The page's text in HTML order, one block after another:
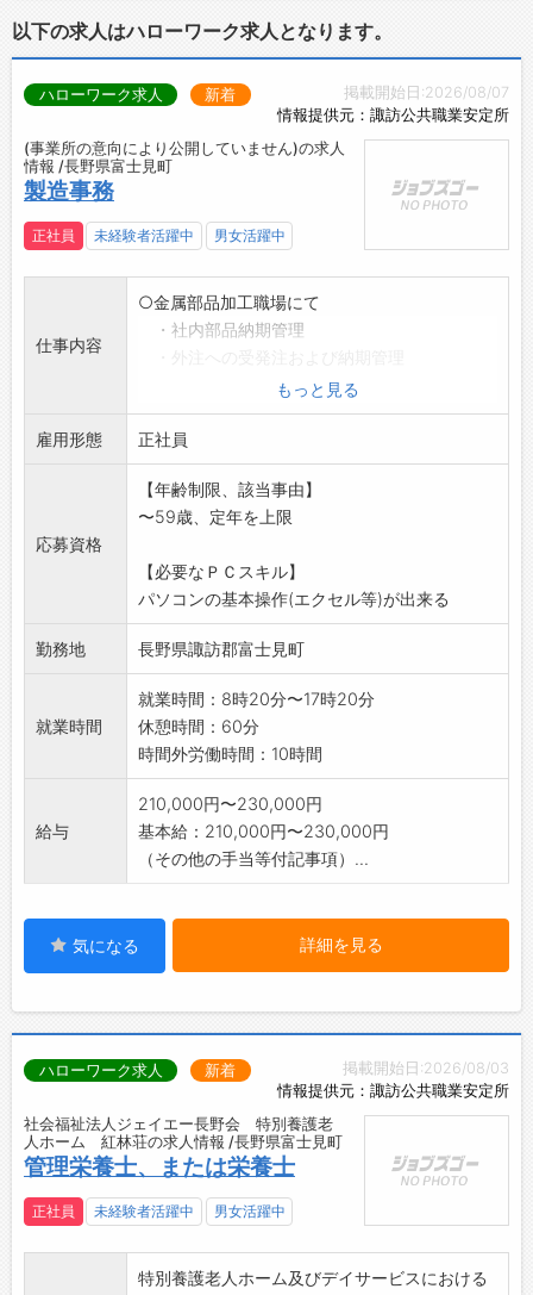
職場です◎
た雰囲気の職場です。
【お休みが取りやすい職場♪】
子育て中のスタッフも多数活躍しており、お子
さんの急な体調不良や学校行事にも柔軟に対応
年間で数日の土曜日・祝日出勤がありますが、
【こんな方におすすめ◎】
CADに興味があり、意欲的に学んでいきたい方
未経験の方でも、やる気があれば一からしっか
【製品】
構造材（家の骨格となるもの）：土台 大引
梁 桁 母屋 隅木
根太 垂木 間柱 筋違 窓台 破風
パネル材 （家の屋根や床の下地材）：野地パ
【制服】
希望があれば支給
【設備】
無料駐車場完備
冷蔵庫、レンジ、給湯器
自動販売機
【会社について】
県内有数の林業会社として、山林の育成から出
荷、加工まで一気通貫で手掛けています。
植林イベント等も実施し、地域の資源循環にも
積極的に取り組んでいます。「100年続く森」
を合言葉に、100年続く林業を目指していま
す。
木造軸組用建材（住宅用柱など）の製造加工を
担当しています。いずれも、地元に長く続く企
ます。
【社風】
明るくムードメーカー的な社員や、寡黙だけれ
ど仕事が丁寧な社員、後輩の面倒見が良い社員
るよう、心掛けています。
以下の求人はハローワーク求人となります。
掲載開始日:2026/08/07
情報提供元：諏訪公共職業安定所
ハローワーク求人 新着
(事業所の意向により公開していません)の求人
情報 /長野県富士見町
製造事務
正社員 未経験者活躍中 男女活躍中
仕事内容
○金属部品加工職場にて
・社内部品納期管理
・簡単な受入検査および梱包作業
※初めての方には丁寧に指導します。是非ご応
募ください。
※工場見学も可能です。お気軽にお問い合わせ
ください。
*平日の夕方および休日の工場見学も可能で
※変更範囲:変更なし
もっと見る
雇用形態 正社員
応募資格
【年齢制限、該当事由】
〜59歳、定年を上限
【必要なＰＣスキル】
パソコンの基本操作(エクセル等)が出来る
勤務地 長野県諏訪郡富士見町
就業時間
就業時間：8時20分〜17時20分
休憩時間：60分
時間外労働時間：10時間
給与
210,000円〜230,000円
基本給：210,000円〜230,000円
（その他の手当等付記事項）...
気になる 詳細を見る
掲載開始日:2026/08/03
情報提供元：諏訪公共職業安定所
ハローワーク求人 新着
社会福祉法人ジェイエー長野会 特別養護老
人ホーム 紅林荘の求人情報 /長野県富士見町
管理栄養士、または栄養士
正社員 未経験者活躍中 男女活躍中
特別養護老人ホーム及びデイサービスにおける